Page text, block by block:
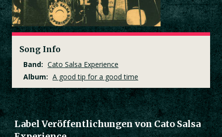
Song Info
Band: Cato Salsa Experience
Album: A good tip for a good time
Label Veröffentlichungen von Cato Salsa